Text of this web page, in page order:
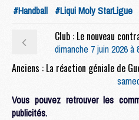
#Handball #Liqui Moly StarLigue
Club : Le nouveau
dimanche 7 juin 2026 à
Vous pouvez retrouver les
publicités.